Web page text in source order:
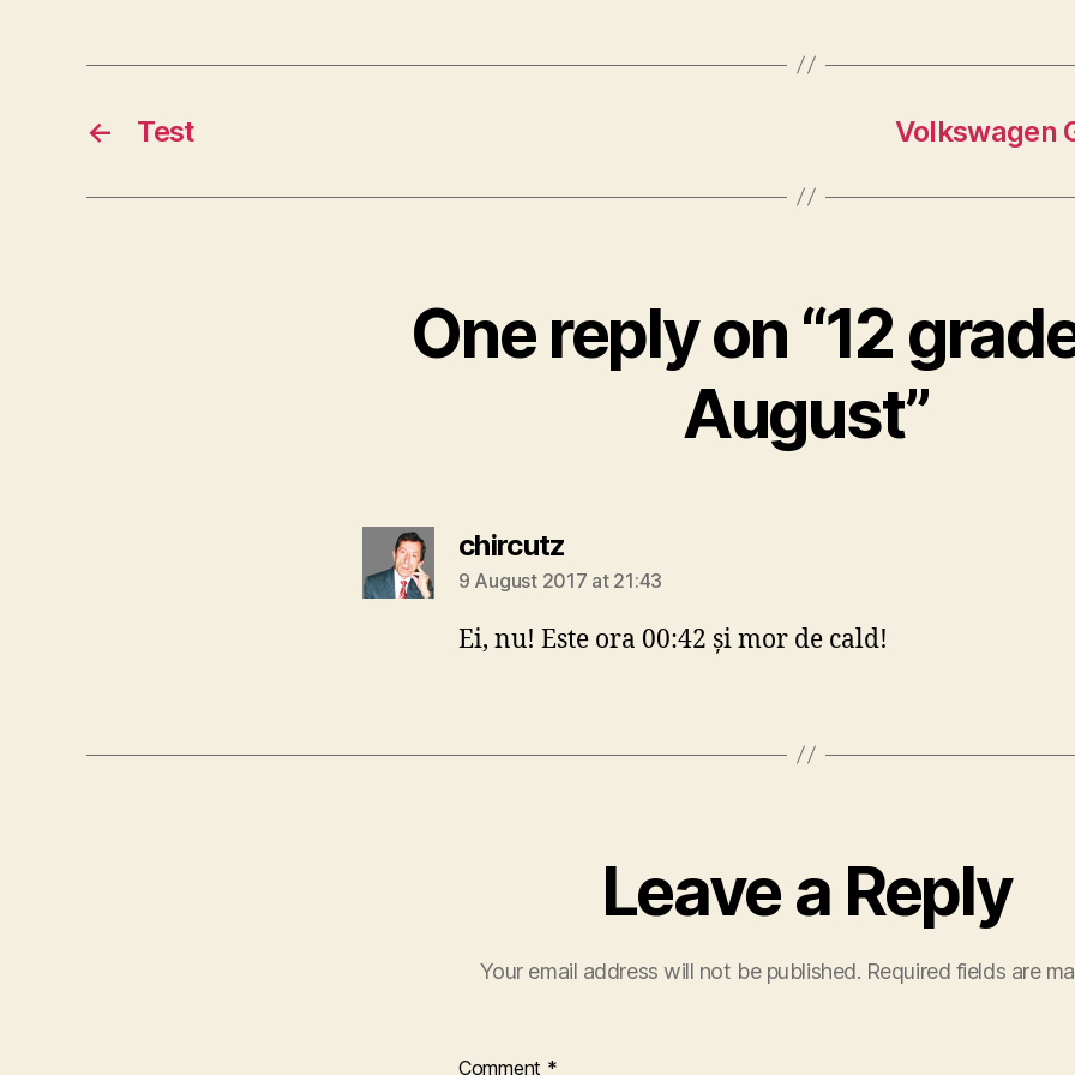
← Test Volkswagen
One reply on “12
August”
chircutz
9 August 2017 at 21:43
Ei, nu! Este ora 00:42 și mor de cald!
Leave a Reply
Your email address will not be published. Required fields are
Comment *